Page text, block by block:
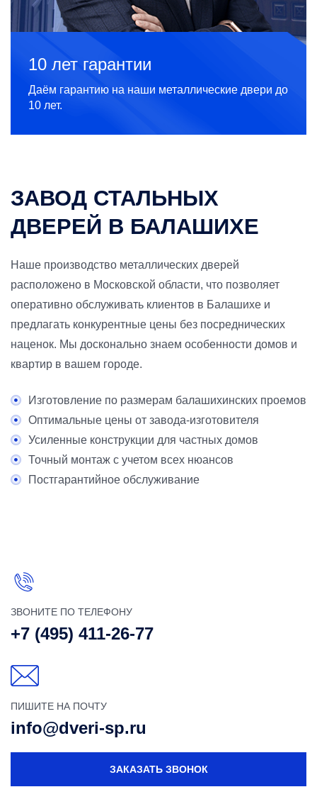
10 лет гарантии
Даём гарантию на наши металлические двери до
10 лет.
ЗАВОД СТАЛЬНЫХ
ДВЕРЕЙ В БАЛАШИХЕ
Наше производство металлических дверей
расположено в Московской области, что позволяет
оперативно обслуживать клиентов в Балашихе и
предлагать конкурентные цены без посреднических
наценок. Мы досконально знаем особенности домов и
квартир в вашем городе.
Изготовление по размерам балашихинских проемов
Оптимальные цены от завода-изготовителя
Усиленные конструкции для частных домов
Точный монтаж с учетом всех нюансов
Постгарантийное обслуживание
ЗВОНИТЕ ПО ТЕЛЕФОНУ
+7 (495) 411-26-77
ПИШИТЕ НА ПОЧТУ
info@dveri-sp.ru
ЗАКАЗАТЬ ЗВОНОК